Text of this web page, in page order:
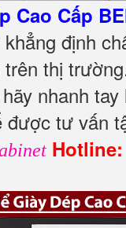
Cao Cấp
định
thị
nhanh tay
được tư vấn
Hotline: